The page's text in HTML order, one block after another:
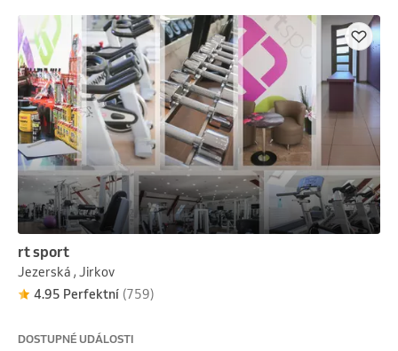
rt sport
Jezerská , Jirkov
4.95 Perfektní (759)
DOSTUPNÉ UDÁLOSTI